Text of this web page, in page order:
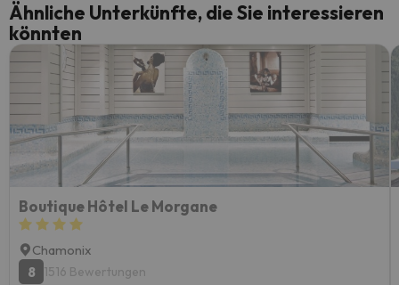
Ähnliche Unterkünfte, die Sie interessieren
könnten
Boutique Hôtel Le Morgane
Chamonix
8
1516 Bewertungen